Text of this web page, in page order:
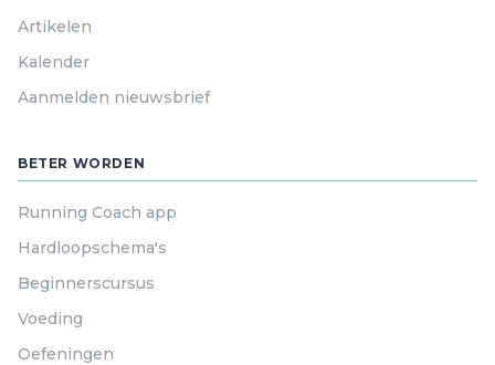
Artikelen
Kalender
Aanmelden nieuwsbrief
BETER WORDEN
Running Coach app
Hardloopschema's
Beginnerscursus
Voeding
Oefeningen